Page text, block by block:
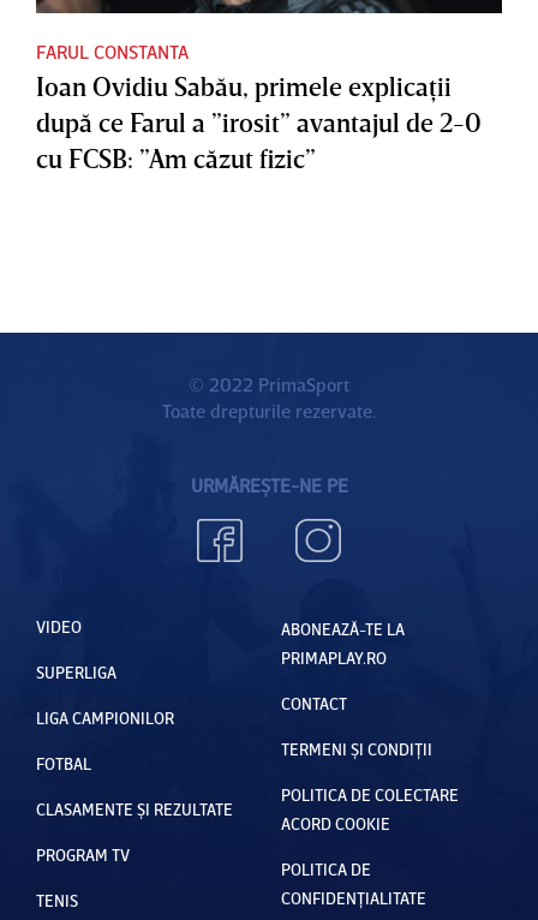
FARUL CONSTANTA
Ioan Ovidiu Sabău, primele explicaţii
după ce Farul a ”irosit” avantajul de 2-0
cu FCSB: ”Am căzut fizic”
© 2022 PrimaSport
Toate drepturile rezervate.
URMĂREȘTE-NE PE
VIDEO
SUPERLIGA
LIGA CAMPIONILOR
FOTBAL
CLASAMENTE ȘI REZULTATE
PROGRAM TV
TENIS
ABONEAZĂ-TE LA
PRIMAPLAY.RO
CONTACT
TERMENI ȘI CONDIȚII
POLITICA DE COLECTARE
ACORD COOKIE
POLITICA DE
CONFIDENȚIALITATE